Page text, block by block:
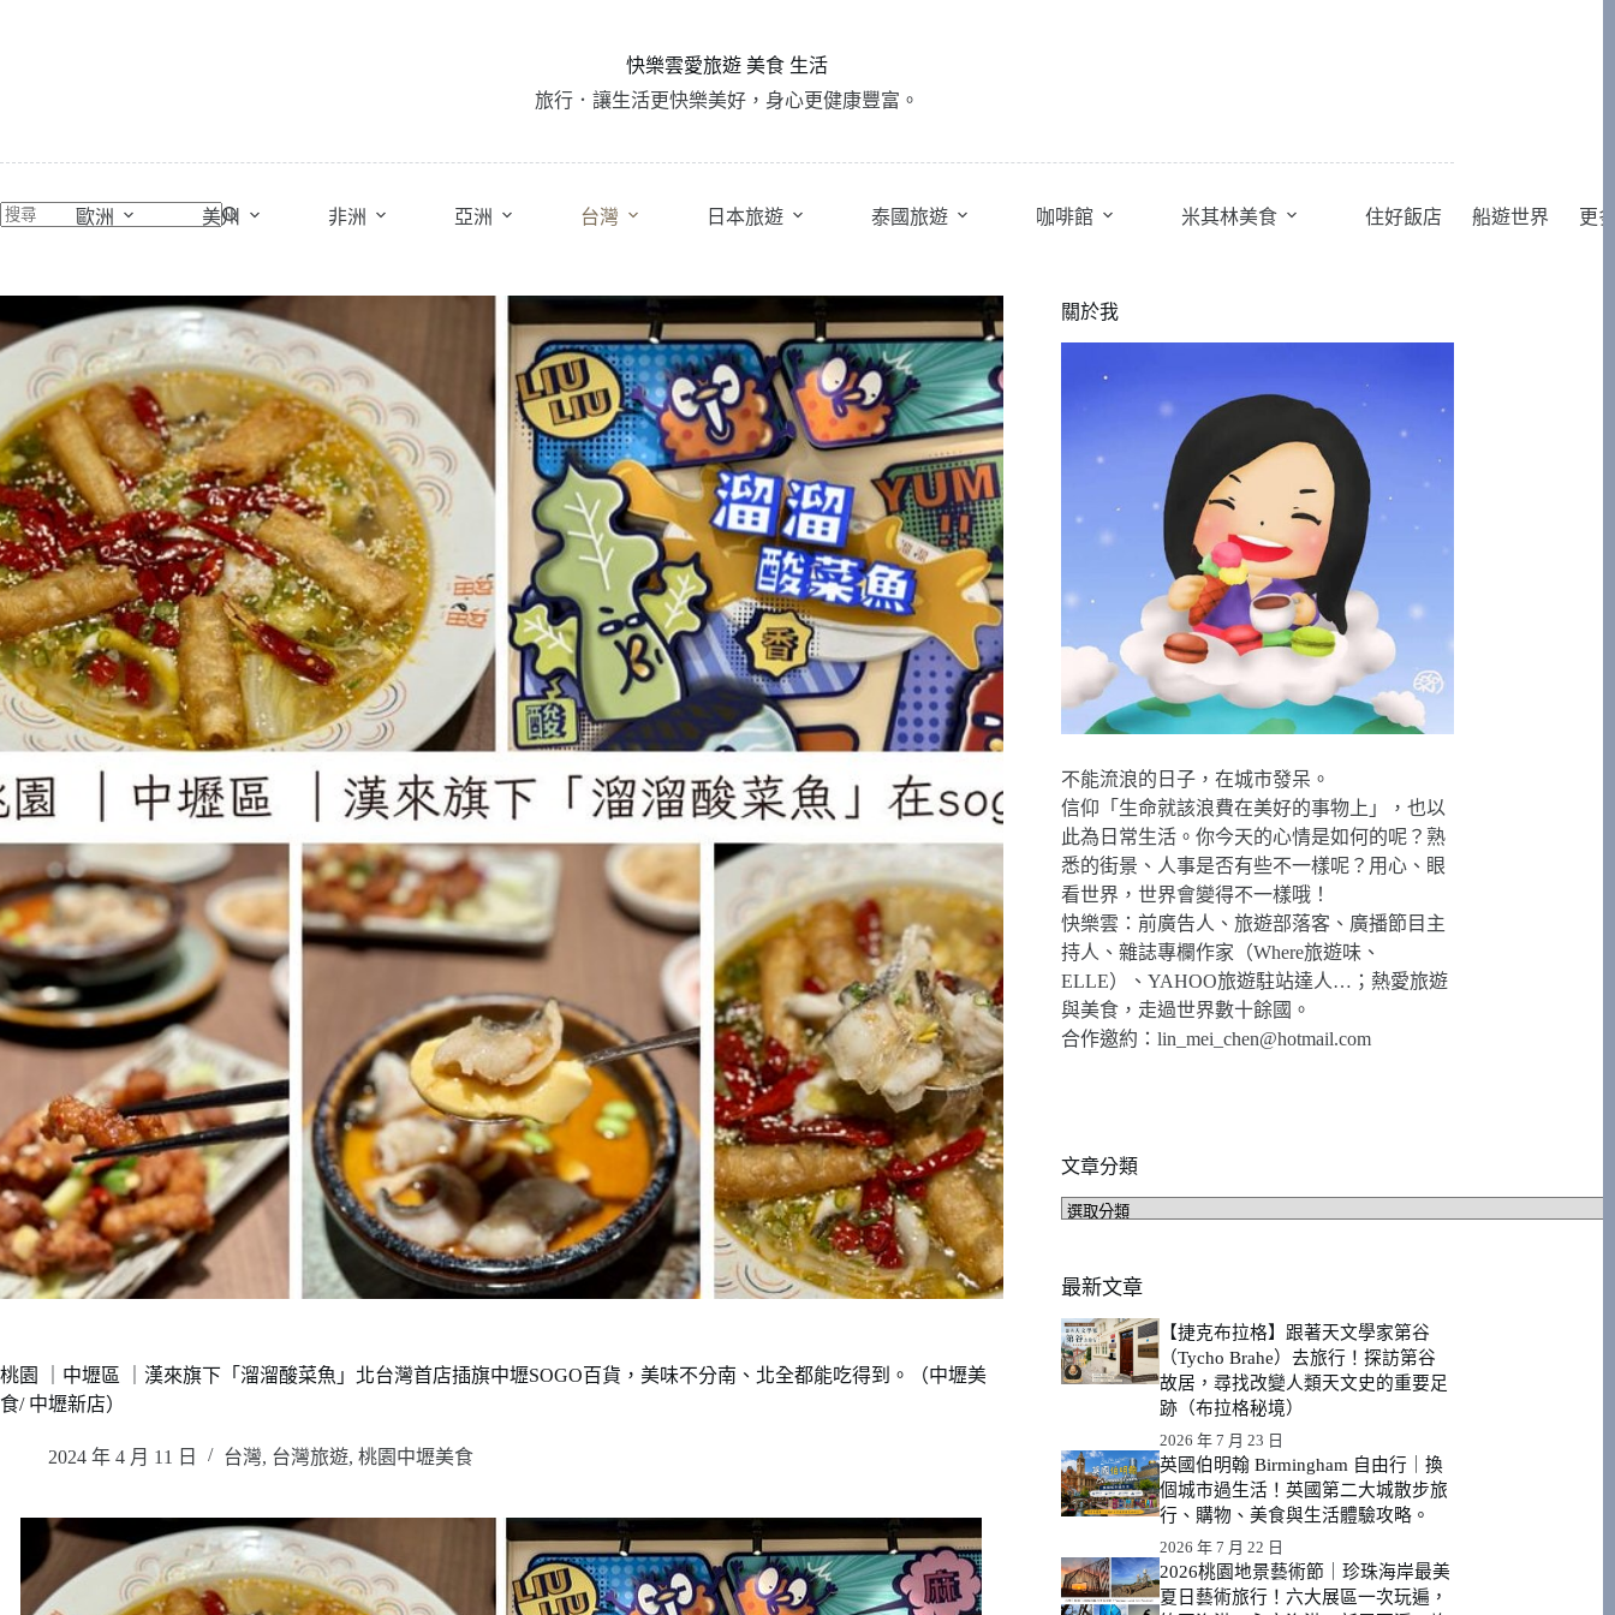
容
快樂雲愛旅遊 美食 生活
旅行．讓生活更快樂美好，身心更健康豐富。
歐洲 美州 非洲 亞洲 台灣 日本旅遊 泰國旅遊 咖啡館 米其林美食 住好飯店 船遊世界 更
桃園 ｜中壢區 ｜漢來旗下「溜溜酸菜魚」北台灣首店插旗中壢SOGO百貨，美味不分南、北全都能吃得到。（中壢美
食/ 中壢新店）
2024 年 4 月 11 日 台灣, 台灣旅遊, 桃園中壢美食
關於我
不能流浪的日子，在城市發呆。
信仰「生命就該浪費在美好的事物上」，也以
此為日常生活。你今天的心情是如何的呢？熟
悉的街景、人事是否有些不一樣呢？用心、眼
看世界，世界會變得不一樣哦！
快樂雲：前廣告人、旅遊部落客、廣播節目主
持人、雜誌專欄作家（Where旅遊味、
ELLE）、YAHOO旅遊駐站達人…；熱愛旅遊
與美食，走過世界數十餘國。
合作邀約：lin_mei_chen@hotmail.com
文章分類
文
類
最新文章
【捷克布拉格】跟著天文學家第谷
（Tycho Brahe）去旅行！探訪第谷
故居，尋找改變人類天文史的重要足
跡（布拉格秘境）
2026 年 7 月 23 日
英國伯明翰 Birmingham 自由行｜換
個城市過生活！英國第二大城散步旅
行、購物、美食與生活體驗攻略。
2026 年 7 月 22 日
2026桃園地景藝術節｜珍珠海岸最美
夏日藝術旅行！六大展區一次玩遍，